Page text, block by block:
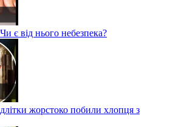
є від нього небезпека?
жорстоко побили хлопця з